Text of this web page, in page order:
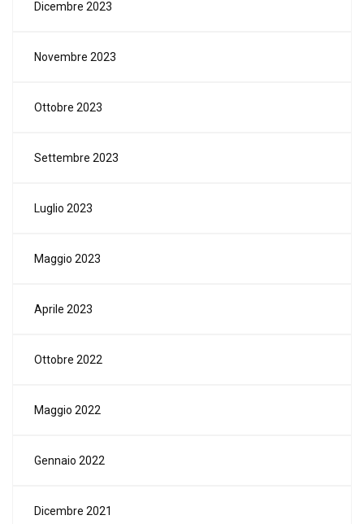
Dicembre 2023
Novembre 2023
Ottobre 2023
Settembre 2023
Luglio 2023
Maggio 2023
Aprile 2023
Ottobre 2022
Maggio 2022
Gennaio 2022
Dicembre 2021